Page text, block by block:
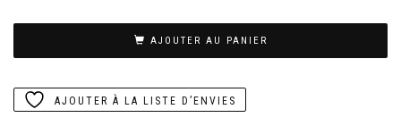
AJOUTER AU PANIER
AJOUTER À LA LISTE D’ENVIES